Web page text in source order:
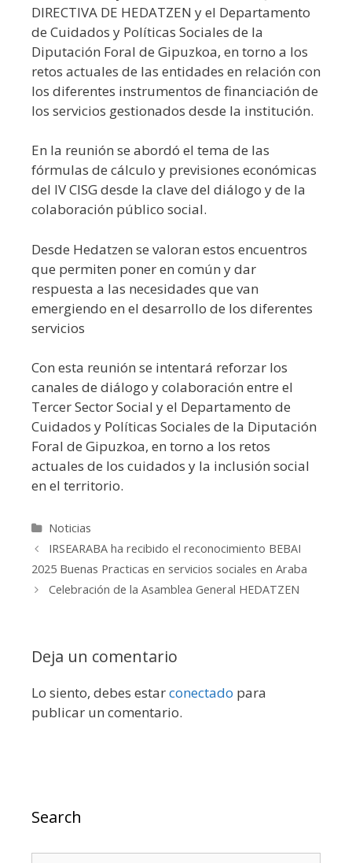
DIRECTIVA DE HEDATZEN y el Departamento
de Cuidados y Políticas Sociales de la
Diputación Foral de Gipuzkoa, en torno a los
retos actuales de las entidades en relación con
los diferentes instrumentos de financiación de
los servicios gestionados desde la institución.
En la reunión se abordó el tema de las
fórmulas de cálculo y previsiones económicas
del IV CISG desde la clave del diálogo y de la
colaboración público social.
Desde Hedatzen se valoran estos encuentros
que permiten poner en común y dar
respuesta a las necesidades que van
emergiendo en el desarrollo de los diferentes
servicios
Con esta reunión se intentará reforzar los
canales de diálogo y colaboración entre el
Tercer Sector Social y el Departamento de
Cuidados y Políticas Sociales de la Diputación
Foral de Gipuzkoa, en torno a los retos
actuales de los cuidados y la inclusión social
en el territorio.
Categorías
Noticias
IRSEARABA ha recibido el reconocimiento BEBAI
2025 Buenas Practicas en servicios sociales en Araba
Celebración de la Asamblea General HEDATZEN
Deja un comentario
Lo siento, debes estarconectado para
publicar un comentario.
Search